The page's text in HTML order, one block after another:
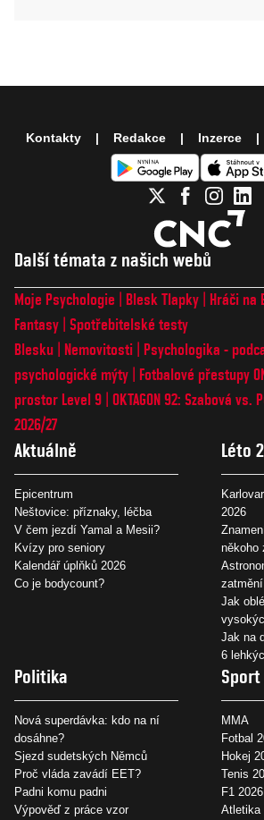
Další témata z našich webů
Moje Psychologie Blesk Tlapky Hráči na
Fantasy Spotřebitelské testy
Blesku
Nemovitosti
Psychologika -
psychologické mýty
Fotbalové přestupy
prostor Level 9 OKTAGON 92: Szabová vs.
2026/27
Aktuálně
Epicentrum
Neštovice: příznaky, léčba
V čem jezdí Yamal a Mesii?
Kvízy pro seniory
Kalendář úplňků 2026
Co je bodycount?
Léto
2026
někoho
Jak
Jak na
6
Politika
Nová superdávka: kdo na ní
dosáhne?
Sjezd sudetských Němců
Proč vláda zavádí EET?
Padni komu padni
Výpověď z práce vzor
Sport
MMA
Fotbal
Hokej
Tenis
F1 2026
Atletika
Kontakty Redakce Inzerce